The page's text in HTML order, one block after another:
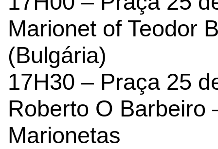
Marionet of Teodor
(Bulgária)
17H30 – Praça 25
Roberto O Barbeiro
Marionetas